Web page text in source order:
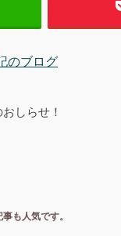
のブログ
しらせ！
も人気です。